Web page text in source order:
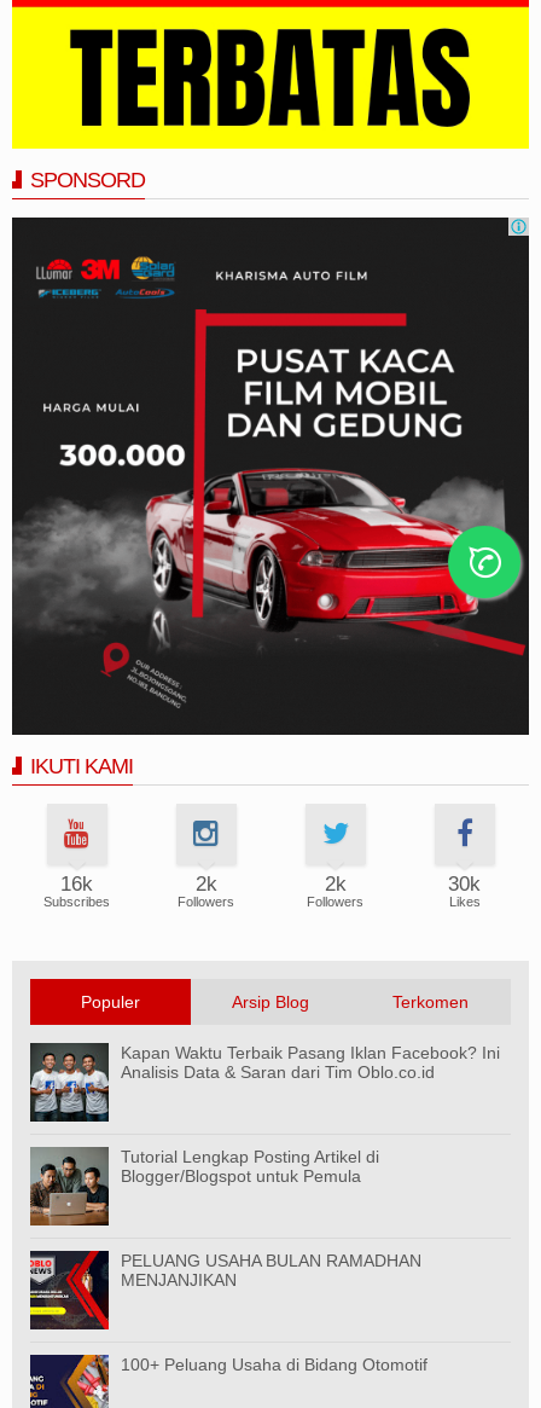
SPONSORD
IKUTI KAMI
16k
Subscribes
2k
Followers
2k
Followers
30k
Likes
Populer Arsip Blog Terkomen
Kapan Waktu Terbaik Pasang Iklan Facebook? Ini
Analisis Data & Saran dari Tim Oblo.co.id
Tutorial Lengkap Posting Artikel di
Blogger/Blogspot untuk Pemula
PELUANG USAHA BULAN RAMADHAN
MENJANJIKAN
100+ Peluang Usaha di Bidang Otomotif